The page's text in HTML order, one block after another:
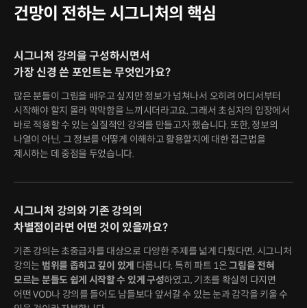
건망이 전하는 시그니처의 핵심
시그니처 강의을 구성하시면서
가장 신경 쓴 포인트는 무엇인가요?
많은 분들이 그림을 배우고 싶지만 정보가 넘쳐나서 오히려 어디서부터
시작해야 할지 몰라 막막함을 느끼시더라고요. 그래서 초심자의 입장에서
바로 적용할 수 있는 실질적인 강의를 만들고자 했습니다. 또한, 정보의
나열이 아닌, 그 정보를 어떻게 이해하고 활용할지에 대한 접근법을
제시하는 데 중점을 두었습니다.
시그니처 강의와 기존 강의의
차별점이라면 어떤 것이 있을까요?
기존 강의는 초중급자를 대상으로 다양한 주제를 넓게 다뤘다면, 시그니처
강의는 범위를 좁히고 깊이 있게 다룹니다. 특히 파트 1은그림을 전혀
모르는 분들도 쉽게 시작할 수 있게 구성하였고, 기초를 확실히 다지면
어떤 VOD나 강의를 들어도 남들보다 앞서갈 수 있는 눈과 감각을 키울 수